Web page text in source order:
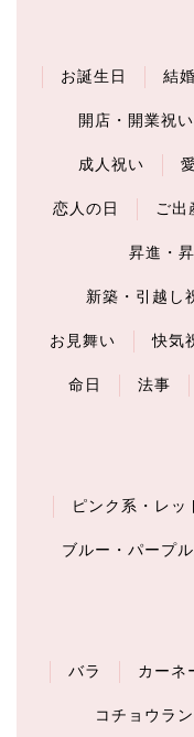
お誕生日
結
開店・開業祝い
成人祝い
恋人の日 ご出
昇進・
新築・引越し
お見舞い 快気
命日 法事
ピンク系・レッ
ブルー・パープ
バラ
カーネ
コチョウラン